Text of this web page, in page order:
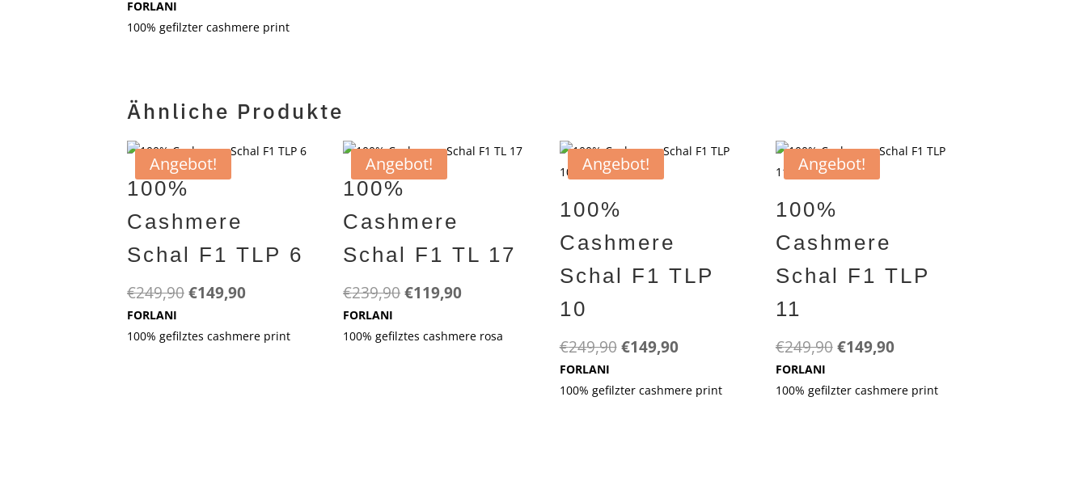
war:
ist:
FORLANI
100% gefilzter cashmere print
Ähnliche Produkte
Angebot!
100%
Cashmere
Schal F1 TLP 6
€249,90Ursprünglicher
war:
€149,90
ist:
FORLANI
100% gefilztes cashmere print
Angebot!
100%
Cashmere
Schal F1 TL 17
€239,90Ursprünglicher
war:
€119,90
ist:
FORLANI
100% gefilztes cashmere rosa
Angebot!
100%
Cashmere
Schal F1 TLP
10
€249,90 Ursprünglicher
war:
€149,90Aktueller
ist:
FORLANI
100% gefilzter cashmere print
Angebot!
100%
Cashmere
Schal F1 TLP
11
€249,90 Ursprünglicher
war:
€149,90Aktueller
ist:
FORLANI
100% gefilzter cashmere print